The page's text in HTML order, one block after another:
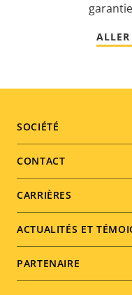
Footer
menu
SOCIÉTÉ
CONTACT
CARRIÈRES
ACTUALITÉS ET
PARTENAIRE